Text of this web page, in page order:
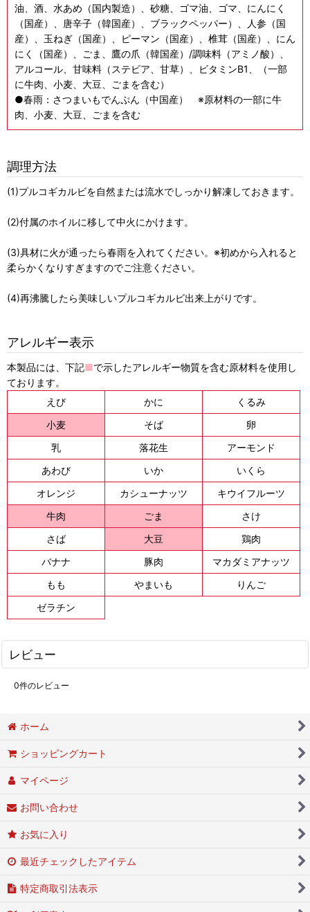
油、酒、水あめ（国内製造）、砂糖、ゴマ油、ゴマ、にんにく
（国産）、唐辛子（韓国産）、ブラックペッパー）、人参（国
産）、玉ねぎ（国産）、ピーマン（国産）、椎茸（国産）、にん
にく（国産）、ごま、鷹の爪（韓国産）/調味料（アミノ酸）、
アルコール、甘味料（ステビア、甘草）、ビタミンB1、（一部
に牛肉、小麦、大豆、ごまを含む）
●春雨：さつまいもでんぷん（中国産） ※原材料の一部に牛
肉、小麦、大豆、ごまを含む
調理方法
(1)プルコギカルビを自然または流水でしっかり解凍しておきます。
(2)付属のホイルに移して中火にかけます。
(3)具材に火が通ったら春雨を入れてください。※初めから入れると
柔らかくなりすぎますのでご注意ください。
(4)再沸騰したら美味しいプルコギカルビ出来上がりです。
アレルギー表示
本製品には、下記■で示したアレルギー物質を含む原材料を使用し
ております。
えび
かに
くるみ
小麦
そば
卵
乳
落花生
アーモンド
あわび
いか
いくら
オレンジ
カシューナッツ
キウイフルーツ
牛肉
ごま
さけ
さば
大豆
鶏肉
バナナ
豚肉
マカダミアナッツ
もも
やまいも
りんご
ゼラチン
レビュー
0件のレビュー
ホーム
ショッピングカート
マイページ
お問い合わせ
お気に入り
最近チェックしたアイテム
特定商取引法表示